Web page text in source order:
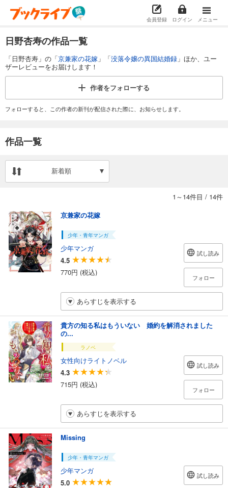
会員登録 ログイン メニュー
日野杏寿の作品一覧
「日野杏寿」の「京兼家の花嫁 」「没落令嬢の異国結婚録 」ほか、ユー
ザーレビューをお届けします！
作者をフォローする
フォローすると、この作者の新刊が配信された際に、お知らせします。
作品一覧
新着順
1～14件目 / 14件
京兼家の花嫁
少年・青年マンガ
少年マンガ
4.5
770円 (税込)
試し読み
フォロー
あらすじを表示する
貴方の知る私はもういない 婚約を解消されました
の...
ラノベ
女性向けライトノベル
4.3
715円 (税込)
試し読み
フォロー
あらすじを表示する
Missing
少年・青年マンガ
少年マンガ
5.0
試し読み